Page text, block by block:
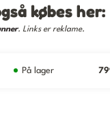
købes her:
. Links er reklame.
På lager